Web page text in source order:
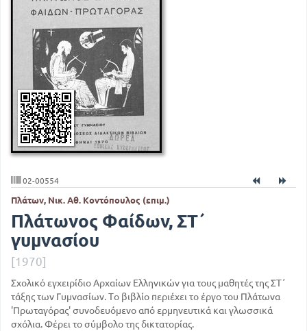
02-00554
Πλάτων, Νικ. Αθ. Κοντόπουλος (επιμ.)
Πλάτωνος Φαίδων, ΣΤ΄
γυμνασίου
[1970]
Σχολικό εγχειρίδιο Αρχαίων Ελληνικών για τους μαθητές της ΣΤ΄
τάξης των Γυμνασίων. Το βιβλίο περιέχει το έργο του Πλάτωνα
'Πρωταγόρας' συνοδευόμενο από ερμηνευτικά και γλωσσικά
σχόλια. Φέρει το σύμβολο της δικτατορίας.